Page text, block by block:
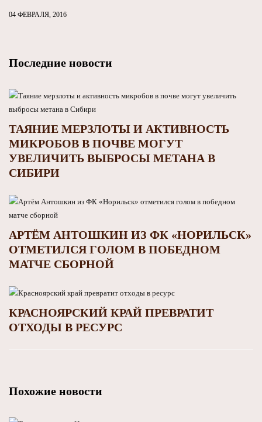
04 ФЕВРАЛЯ, 2016
Последние новости
ТАЯНИЕ МЕРЗЛОТЫ И АКТИВНОСТЬ
МИКРОБОВ В ПОЧВЕ МОГУТ
УВЕЛИЧИТЬ ВЫБРОСЫ МЕТАНА В
СИБИРИ
АРТЁМ АНТОШКИН ИЗ ФК «НОРИЛЬСК»
ОТМЕТИЛСЯ ГОЛОМ В ПОБЕДНОМ
МАТЧЕ СБОРНОЙ
КРАСНОЯРСКИЙ КРАЙ ПРЕВРАТИТ
ОТХОДЫ В РЕСУРС
Похожие новости